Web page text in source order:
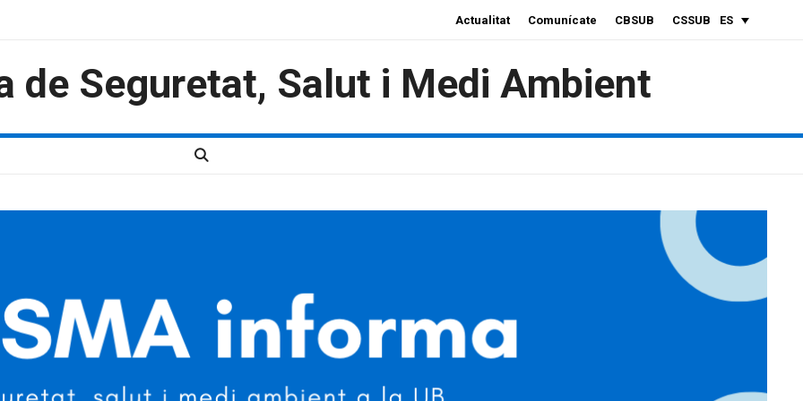
ES
Actualitat Comunícate CBSUB CSSUB
de Seguretat, Salut i Medi Ambient